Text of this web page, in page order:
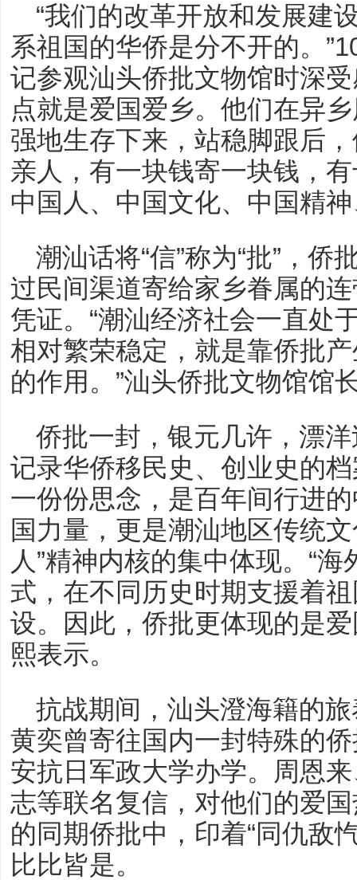
“我们的改革开放和发展建
系祖国的华侨是分不开的。
记参观汕头侨批文物馆时深
点就是爱国爱乡。他们在异
强地生存下来，站稳脚跟后
亲人，有一块钱寄一块钱，
中国人、中国文化、中国精神
潮汕话将“信”称为“批”，
过民间渠道寄给家乡眷属的
凭证。“潮汕经济社会一直处
相对繁荣稳定，就是靠侨批
的作用。”汕头侨批文物馆馆
侨批一封，银元几许，漂
记录华侨移民史、创业史的
一份份思念，是百年间行进
国力量，更是潮汕地区传统
人”精神内核的集中体现。“
式，在不同历史时期支援着
设。因此，侨批更体现的是
熙表示。
抗战期间，汕头澄海籍的
黄奕曾寄往国内一封特殊的
安抗日军政大学办学。周恩
志等联名复信，对他们的爱
的同期侨批中，印着“同仇敌
比比皆是。